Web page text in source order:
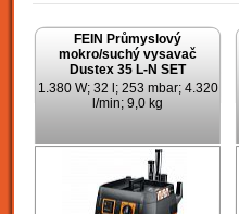
FEIN Průmyslový
mokro/suchý vysavač
Dustex 35 L-N SET
1.380 W; 32 l; 253 mbar; 4.320
l/min; 9,0 kg